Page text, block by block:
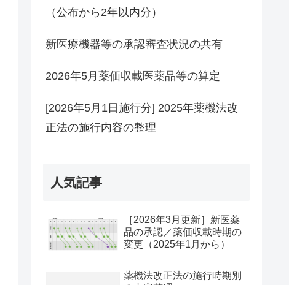
（公布から2年以内分）
新医療機器等の承認審査状況の共有
2026年5月薬価収載医薬品等の算定
[2026年5月1日施行分] 2025年薬機法改
正法の施行内容の整理
人気記事
［2026年3月更新］新医薬
品の承認／薬価収載時期の
変更（2025年1月から）
薬機法改正法の施行時期別